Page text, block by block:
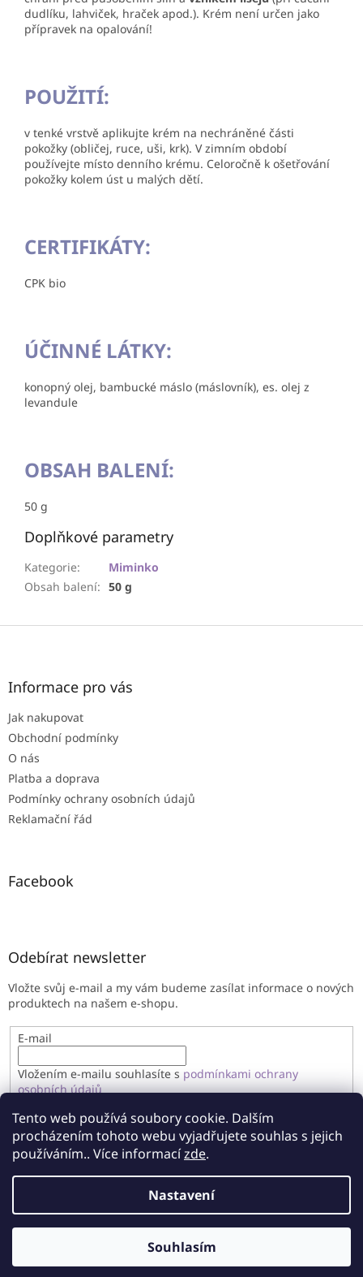
Tento web používá soubory cookie. Dalším
procházením tohoto webu vyjadřujete souhlas s jejich
používáním.. Více informacízde.
Nastavení
Souhlasím
dudlíku, lahviček, hraček apod.). Krém není určen jako
přípravek na opalování!
POUŽITÍ:
v tenké vrstvě aplikujte krém na nechráněné části
pokožky (obličej, ruce, uši, krk). V zimním období
používejte místo denního krému. Celoročně k ošetřování
pokožky kolem úst u malých dětí.
CERTIFIKÁTY:
CPK bio
ÚČINNÉ LÁTKY:
konopný olej, bambucké máslo (máslovník), es. olej z
levandule
OBSAH BALENÍ:
50 g
Doplňkové parametry
Kategorie:
Miminko
Obsah balení: 50 g
Z
Informace pro vás
Jak nakupovat
Obchodní podmínky
O nás
Platba a doprava
Podmínky ochrany osobních údajů
Reklamační řád
Facebook
Odebírat newsletter
Vložte svůj e-mail a my vám budeme zasílat informace o nových
produktech na našem e-shopu.
E-mail
Vložením e-mailu souhlasíte s podmínkami ochrany
osobních údajů
PŘIHLÁSIT SE
Vytvořil Shoptet
Imandragora. Všechna práva vyhrazena.